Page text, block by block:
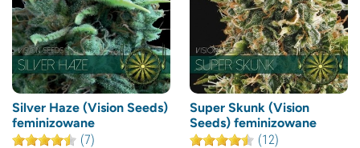
Silver Haze (Vision Seeds)
feminizowane
(7)
Super Skunk (Vision
Seeds) feminizowane
(12)